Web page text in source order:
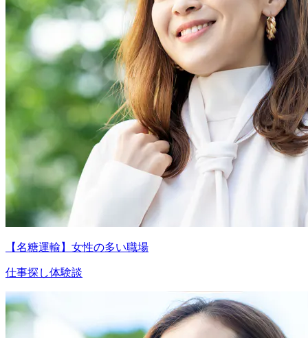
【名糖運輸】女性の多い職場
仕事探し体験談